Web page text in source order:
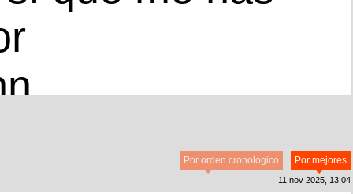
Por mejores
Por orden cronológico
11 nov 2025, 13:04